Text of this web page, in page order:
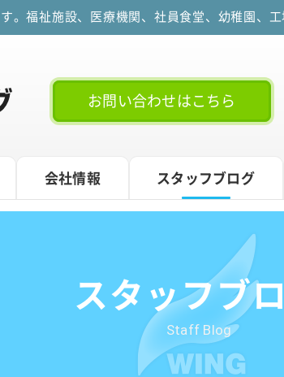
。福祉施設、医療機関、社員食堂、幼稚園、
お問い合わせはこちら
会社情報 スタッフブログ
スタッフブ
Staff Blog